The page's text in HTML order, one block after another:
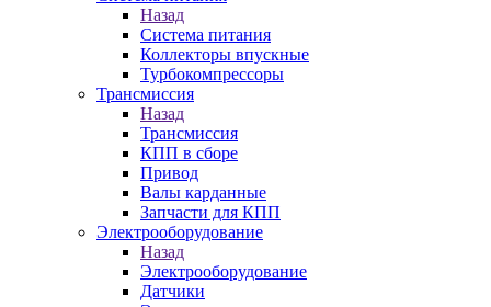
Назад
Система питания
Коллекторы впускные
Турбокомпрессоры
Трансмиссия
Назад
Трансмиссия
КПП в сборе
Привод
Валы карданные
Запчасти для КПП
Электрооборудование
Назад
Электрооборудование
Датчики